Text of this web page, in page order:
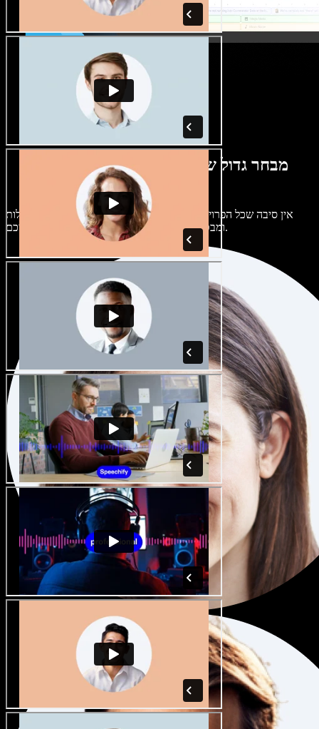
מבחר גדול של קולות נשים וגברים במגוון
מבטאים
אין סיבה שכל הפרויקטים יישמעו אותו דבר. בחרו מתוך מאות קולות
ומבטאים של בינה מלאכותית והתאימו אותם אליכם.